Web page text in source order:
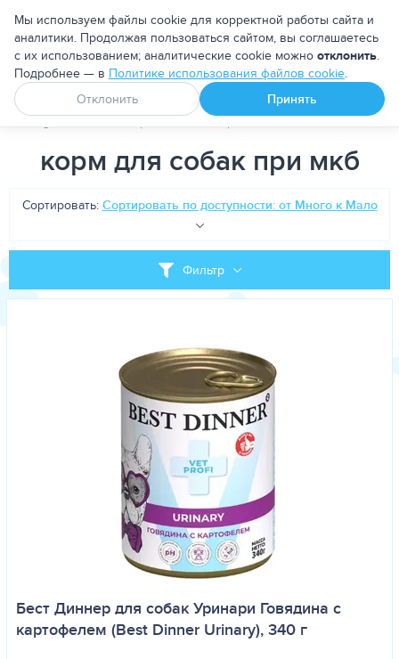
Москва
Апоквел Ветмедин От блох и клещей
PetDog Теги корм для собак при мкб
корм для собак при мкб
Фильтр
Сортировать: Сортировать по доступности: от Много к Мало
Бест Диннер для собак Уринари Говядина с
картофелем (Best Dinner Urinary), 340 г
Мы используем файлы cookie для корректной работы сайта и
аналитики. Продолжая пользоваться сайтом, вы соглашаетесь
с их использованием; аналитические cookie можно отклонить.
Подробнее — в Политике использования файлов cookie.
Отклонить
Принять